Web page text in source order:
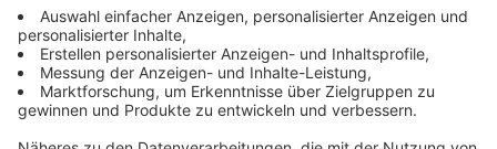
Radio Leverkusen bleibt die Nummer 1
4.000 Straftaten mehr in Leverkusen
Anzeige